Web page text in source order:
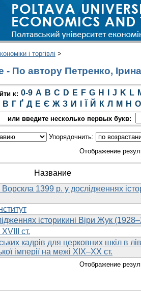
і торгівлі >
По автору Петренко, Ірина
к: 0-9 A B C D E F G H J K L
В Г Ґ Д Е Є Ж З И Й К Л М Н О
или введите несколько первых букв:
Упорядочнить:
Отображение
Название
Ворскла 1399 р. у дослідженнях
історикині Віри Жук
ст.
кадрів для церковних шкіл в
імперії на межі ХІХ–ХХ ст.
Отображение